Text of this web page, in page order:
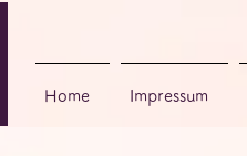
Home Impressum